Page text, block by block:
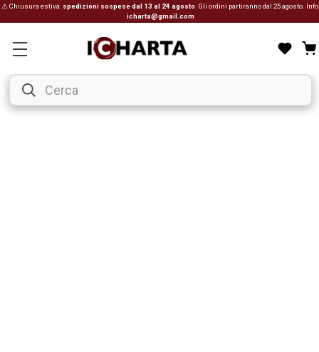
⚠ Chiusura estiva: spedizioni sospese dal 13 al 24 agosto . Gli ordini partiranno dal 25 agosto. Info:
icharta@gmail.com